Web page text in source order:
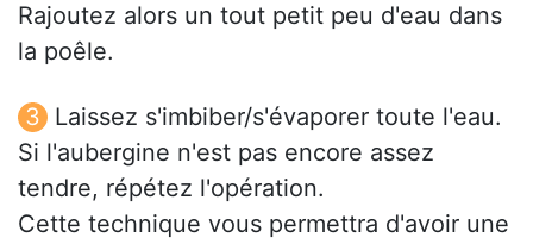
Rajoutez alors un tout petit peu d'eau dans
la poêle.
Laissez s'imbiber/s'évaporer toute l'eau.
Si l'aubergine n'est pas encore assez
tendre, répétez l'opération.
Cette technique vous permettra d'avoir une